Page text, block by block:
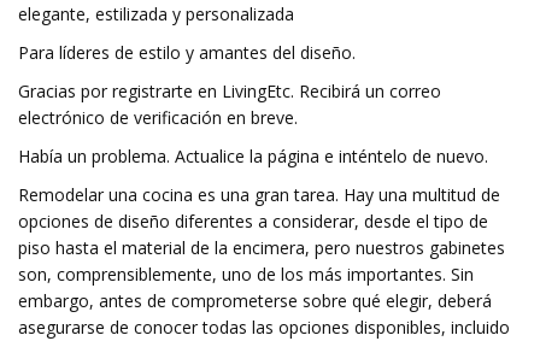
elegante, estilizada y personalizada
Para líderes de estilo y amantes del diseño.
Gracias por registrarte en LivingEtc. Recibirá un correo
electrónico de verificación en breve.
Había un problema. Actualice la página e inténtelo de nuevo.
Remodelar una cocina es una gran tarea. Hay una multitud de
opciones de diseño diferentes a considerar, desde el tipo de
piso hasta el material de la encimera, pero nuestros gabinetes
son, comprensiblemente, uno de los más importantes. Sin
embargo, antes de comprometerse sobre qué elegir, deberá
asegurarse de conocer todas las opciones disponibles, incluido